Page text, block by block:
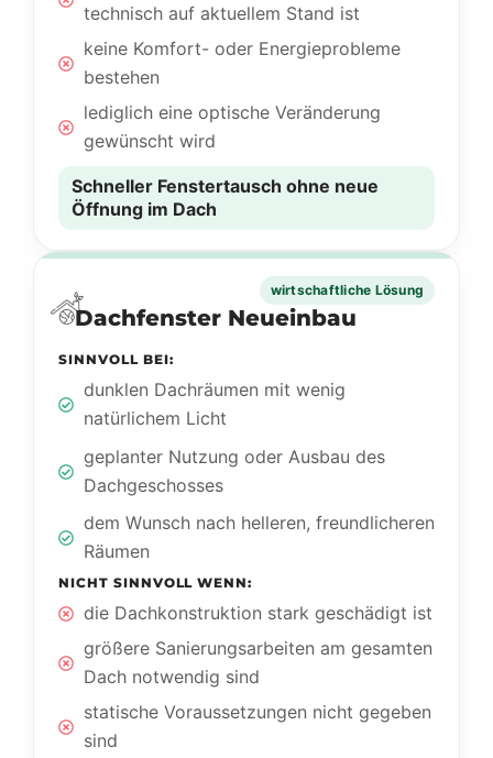
technisch auf aktuellem Stand ist
keine Komfort- oder Energieprobleme
bestehen
lediglich eine optische Veränderung
gewünscht wird
Schneller Fenstertausch ohne neue
Öffnung im Dach
Dachfenster Neueinbau
wirtschaftliche Lösung
SINNVOLL BEI:
dunklen Dachräumen mit wenig
natürlichem Licht
geplanter Nutzung oder Ausbau des
Dachgeschosses
dem Wunsch nach helleren, freundlicheren
Räumen
NICHT SINNVOLL WENN:
die Dachkonstruktion stark geschädigt ist
größere Sanierungsarbeiten am gesamten
Dach notwendig sind
statische Voraussetzungen nicht gegeben
sind